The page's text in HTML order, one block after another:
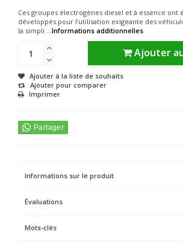
Ces groupes électrogènes diesel et à essence ont
développés pour l’utilisation exigeante des
la simpli ...Informations additionnelles
Ajouter
Ajouter à la liste de souhaits
Ajouter pour comparer
Imprimer
Informations sur le produit
Évaluations
Mots-clés